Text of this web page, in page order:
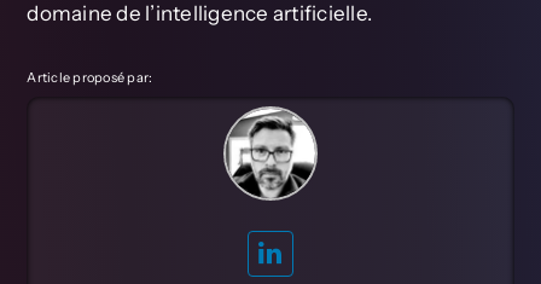
domaine de l’intelligence artificielle.
Article proposé par: